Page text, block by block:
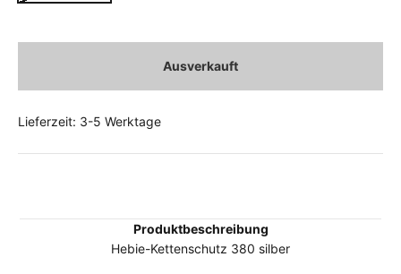
Ausverkauft
Lieferzeit: 3-5 Werktage
Produktbeschreibung
Hebie-Kettenschutz 380 silber